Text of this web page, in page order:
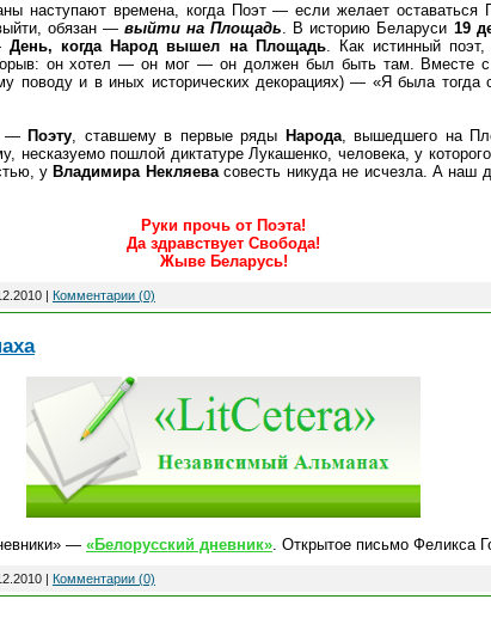
наступают времена, когда Поэт — если желает
обязан — выйти на Площадь. В историю Беларуси 19
День, когда Народ вышел на Площадь. Как истинный
он хотел — он мог — он должен был быть там. Вместе с
поводу и в иных исторических декорациях) — «Я была
— Поэту, ставшему в первые ряды Народа, вышедшего на
несказуемо пошлой диктатуре Лукашенко, человека, у
у Владимира Некляевасовесть никуда не исчезла. А наш
Руки прочь от Поэта!
Да здравствует Свобода!
Жыве Беларусь!
Комментарии (0)
— «Белорусский дневник». Открытое письмо Феликса
| Комментарии (0)